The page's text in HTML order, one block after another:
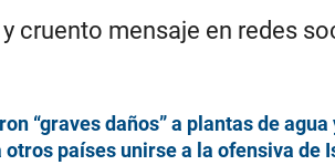
cruento mensaje en redes
“graves daños” a plantas de agua
países unirse a la ofensiva de